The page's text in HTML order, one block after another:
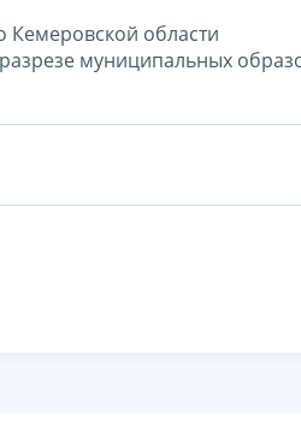
Кемеровской области
муниципальных